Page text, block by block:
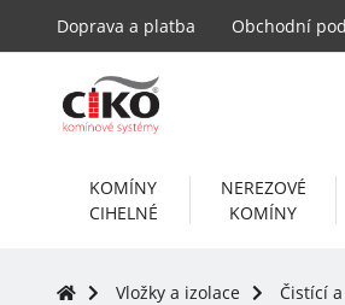
Doprava a platba Obchodní
KOMÍNY
CIHELNÉ
NEREZOVÉ
KOMÍNY
Vložky a izolace Čistící